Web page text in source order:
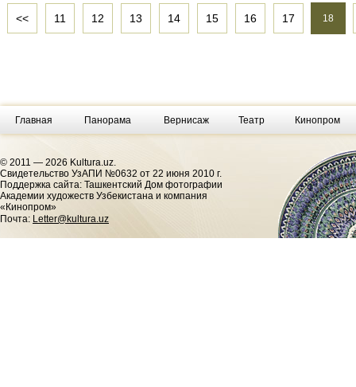
<< 11 12 13 14 15 16 17 18
Главная Панорама Вернисаж Театр Кинопром
© 2011 — 2026 Kultura.uz.
Cвидетельство УзАПИ №0632 от 22 июня 2010 г.
Поддержка сайта: Ташкентский Дом фотографии
Академии художеств Узбекистана и компания
«Кинопром»
Почта: Letter@kultura.uz